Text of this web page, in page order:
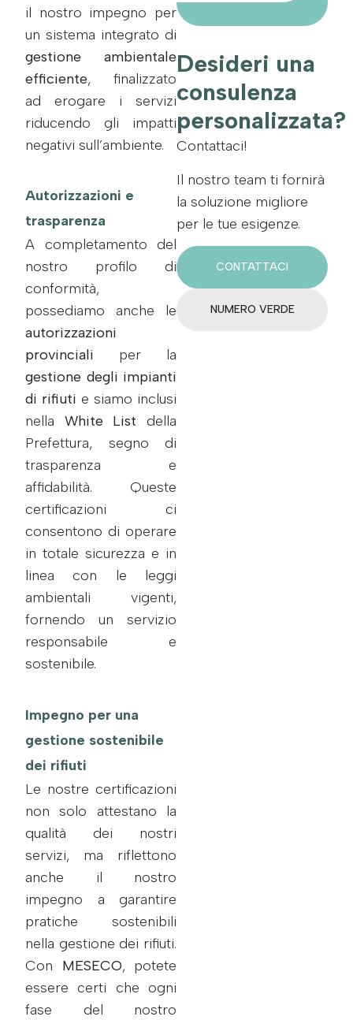
il nostro impegno per
un sistema integrato di
gestione ambientale
efficiente, finalizzato
ad erogare i servizi
riducendo gli impatti
negativi sull’ambiente.
Autorizzazioni e
trasparenza
A completamento del
nostro profilo di
conformità,
possediamo anche le
autorizzazioni
provinciali per la
gestione degli impianti
di rifiuti e siamo inclusi
nella White List della
Prefettura, segno di
trasparenza e
affidabilità. Queste
certificazioni ci
consentono di operare
in totale sicurezza e in
linea con le leggi
ambientali vigenti,
fornendo un servizio
responsabile e
sostenibile.
Impegno per una
gestione sostenibile
dei rifiuti
Le nostre certificazioni
non solo attestano la
qualità dei nostri
servizi, ma riflettono
anche il nostro
impegno a garantire
pratiche sostenibili
nella gestione dei rifiuti.
Con MESECO, potete
essere certi che ogni
fase del nostro
Desideri una
consulenza
personalizzata?
Contattaci!
Il nostro team ti fornirà
la soluzione migliore
per le tue esigenze.
CONTATTACI
NUMERO VERDE